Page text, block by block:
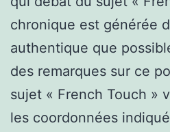
chronique est générée
authentique que
des remarques sur ce
sujet « French Touch »
les coordonnées